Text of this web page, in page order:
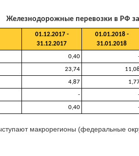
Железнодорожные перевозки в РФ за
01.12.2017 -
31.12.2017
01.01.2018 -
31.01.2018
0,40
23,74
4,87
-
0,40
макрорегионы (федеральные